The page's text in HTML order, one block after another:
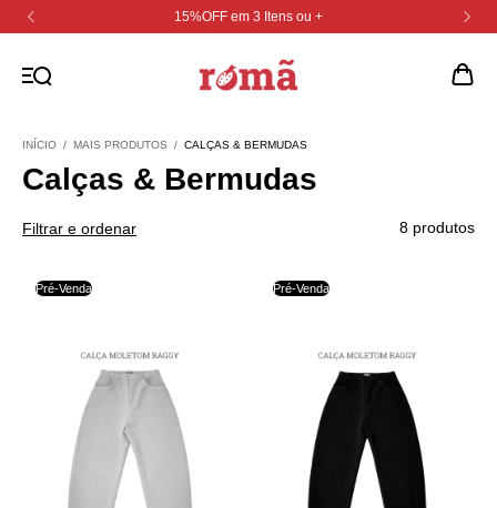
15%OFF em 3 Itens ou +
INÍCIO / MAIS PRODUTOS / CALÇAS & BERMUDAS
Calças & Bermudas
Filtrar e ordenar 8 produtos
Pré-Venda Pré-Venda